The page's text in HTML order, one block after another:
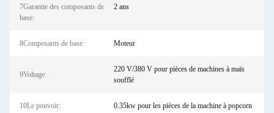
7Garantie des composants de
base:
2 ans
8Composants de base: Moteur
9Voltage:
220 V/380 V pour pièces de machines à maïs
soufflé
10Le pouvoir: 0.35kw pour les pièces de la machine à popcorn